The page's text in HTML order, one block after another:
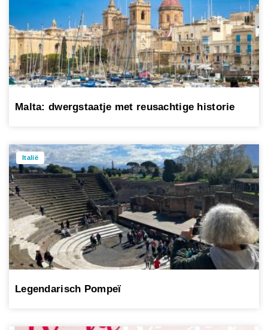
Malta: dwergstaatje met reusachtige historie
Italië
Legendarisch Pompeï